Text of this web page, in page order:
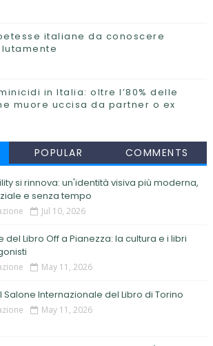
italiane da conoscere
in Italia: oltre l’80% delle
muore uccisa da partner o ex
POPULAR COMMENTS
si rinnova: un'identità visiva più moderna,
e senza tempo
Jul 10, 2026
del Libro Off a Pianezza: la cultura e i libri
May 11, 2026
Salone Internazionale del Libro di Torino
May 11, 2026